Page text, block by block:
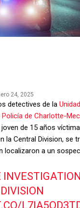
24, 2025
detectives de la
de Charlotte-
de 15 años
la Central Division, se
localizaron a un